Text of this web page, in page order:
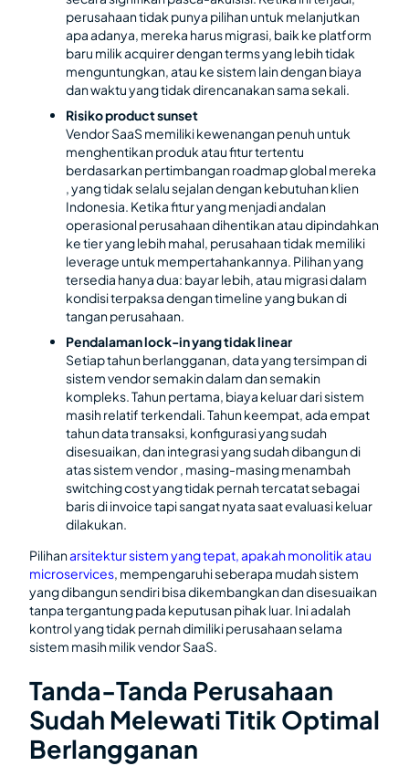
perusahaan tidak punya pilihan untuk melanjutkan
apa adanya, mereka harus migrasi, baik ke platform
baru milik acquirer dengan terms yang lebih tidak
menguntungkan, atau ke sistem lain dengan biaya
dan waktu yang tidak direncanakan sama sekali.
Risiko product sunset
Vendor SaaS memiliki kewenangan penuh untuk
menghentikan produk atau fitur tertentu
berdasarkan pertimbangan roadmap global mereka
, yang tidak selalu sejalan dengan kebutuhan klien
Indonesia. Ketika fitur yang menjadi andalan
operasional perusahaan dihentikan atau dipindahkan
ke tier yang lebih mahal, perusahaan tidak memiliki
leverage untuk mempertahankannya. Pilihan yang
tersedia hanya dua: bayar lebih, atau migrasi dalam
kondisi terpaksa dengan timeline yang bukan di
tangan perusahaan.
Pendalaman lock-in yang tidak linear
Setiap tahun berlangganan, data yang tersimpan di
sistem vendor semakin dalam dan semakin
kompleks. Tahun pertama, biaya keluar dari sistem
masih relatif terkendali. Tahun keempat, ada empat
tahun data transaksi, konfigurasi yang sudah
disesuaikan, dan integrasi yang sudah dibangun di
atas sistem vendor , masing-masing menambah
switching cost yang tidak pernah tercatat sebagai
baris di invoice tapi sangat nyata saat evaluasi keluar
dilakukan.
Pilihanarsitektur sistem yang tepat, apakah monolitik atau
microservices, mempengaruhi seberapa mudah sistem
yang dibangun sendiri bisa dikembangkan dan disesuaikan
tanpa tergantung pada keputusan pihak luar. Ini adalah
kontrol yang tidak pernah dimiliki perusahaan selama
sistem masih milik vendor SaaS.
Tanda-Tanda Perusahaan
Sudah Melewati Titik Optimal
Berlangganan